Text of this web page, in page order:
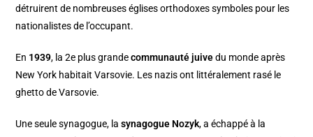
détruirent de nombreuses églises orthodoxessymboles pour les
nationalistes de l’occupant.
En 1939, la 2e plus grandecommunauté juivedu monde après
New York habitait Varsovie. Les nazis ont littéralement rasé le
ghetto de Varsovie.
Une seule synagogue, lasynagogue Nozyk, a échappé à la